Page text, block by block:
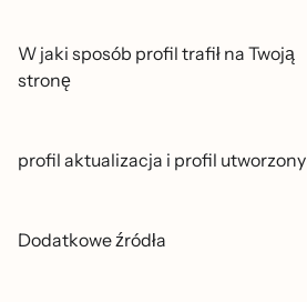
W jaki sposób profil trafił na Twoją
stronę
profil aktualizacja i profil utworzony
Dodatkowe źródła